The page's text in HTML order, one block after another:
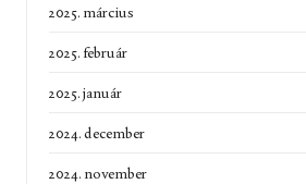
2025. március
2025. február
2025. január
2024. december
2024. november